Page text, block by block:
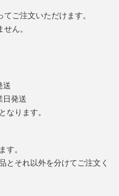
ご注文いただけます。
ん。
送
日発送
なります。
す。
とそれ以外を分けてご注文く